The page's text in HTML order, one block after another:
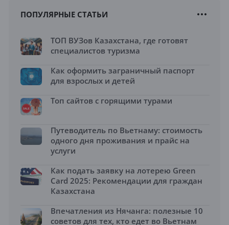
ПОПУЛЯРНЫЕ СТАТЬИ
ТОП ВУЗов Казахстана, где готовят
специалистов туризма
Как оформить заграничный паспорт
для взрослых и детей
Топ сайтов с горящими турами
Путеводитель по Вьетнаму: стоимость
одного дня проживания и прайс на
услуги
Как подать заявку на лотерею Green
Card 2025: Рекомендации для граждан
Казахстана
Впечатления из Нячанга: полезные 10
советов для тех, кто едет во Вьетнам